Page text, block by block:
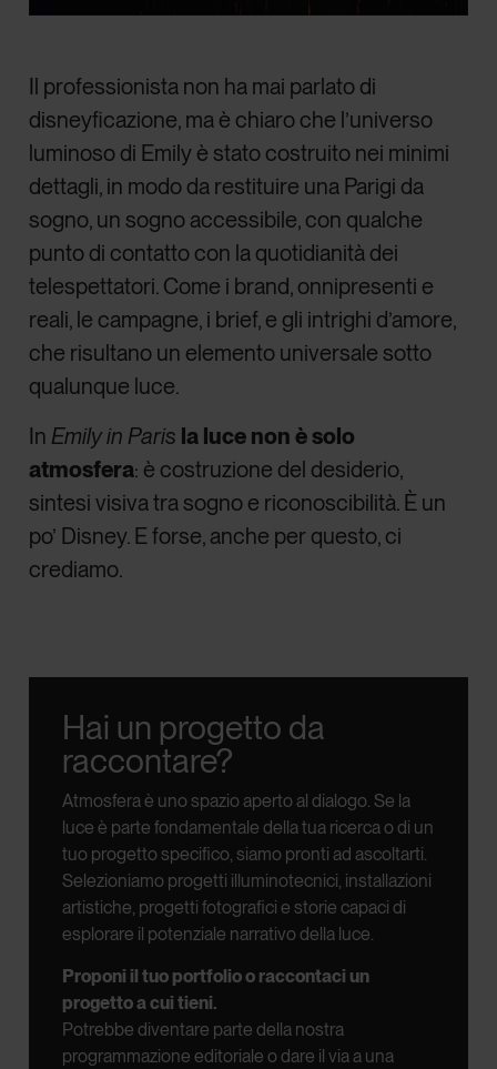
Il professionista non ha mai parlato di
disneyficazione, ma è chiaro che l’universo
luminoso di Emily è stato costruito nei minimi
dettagli, in modo da restituire una Parigi da
sogno, un sogno accessibile, con qualche
punto di contatto con la quotidianità dei
telespettatori. Come i brand, onnipresenti e
reali, le campagne, i brief, e gli intrighi d’amore,
che risultano un elemento universale sotto
qualunque luce.
In Emily in Paris la luce non è solo
atmosfera: è costruzione del desiderio,
sintesi visiva tra sogno e riconoscibilità. È un
po’ Disney. E forse, anche per questo, ci
crediamo.
Hai un progetto da
raccontare?
Atmosfera è uno spazio aperto al dialogo.Se la
luce è parte fondamentale della tua ricerca o di un
tuo progetto specifico, siamo pronti ad ascoltarti.
Selezioniamo progetti illuminotecnici, installazioni
artistiche, progetti fotografici e storie capaci di
esplorare il potenziale narrativo della luce.
Proponi il tuo portfolio o raccontaci un
progetto a cui tieni.
Potrebbe diventare parte della nostra
programmazione editoriale o dare il via a una